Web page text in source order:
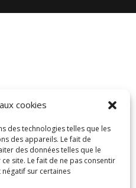
cookies
des technologies telles que les
des appareils. Le fait de
des données telles que le
site. Le fait de ne pas consentir
sur certaines